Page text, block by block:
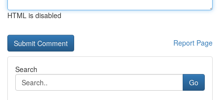
HTML is disabled
Report Page
Search
Go